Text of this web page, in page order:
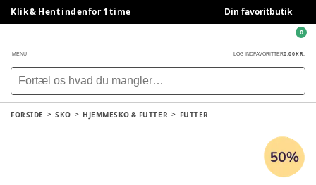
Klik & Hent indenfor 1 time Din favoritbutik
MENU LOG INDFAVORITTER0,00 KR.
0
FORSIDE SKO HJEMMESKO & FUTTER FUTTER